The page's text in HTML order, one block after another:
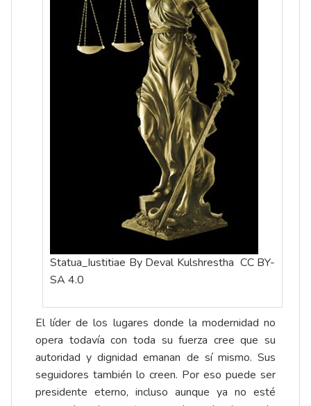
Statua_Iustitiae By Deval Kulshrestha CC BY-
SA 4.0
El líder de los lugares donde la modernidad no
opera todavía con toda su fuerza cree que su
autoridad y dignidad emanan de sí mismo. Sus
seguidores también lo creen. Por eso puede ser
presidente eterno, incluso aunque ya no esté